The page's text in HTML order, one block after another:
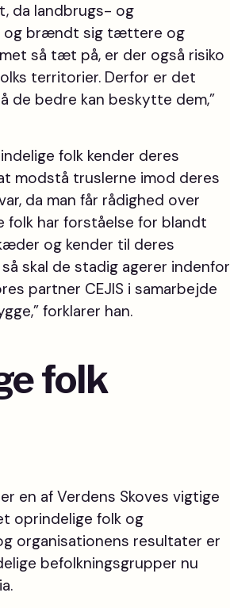
da landbrugs- og
og brændt sig tættere og
så tæt på, er der også risiko
territorier. Derfor er det
de bedre kan beskytte dem,”
folk kender deres
modstå truslerne imod deres
da man får rådighed over
folk har forståelse for blandt
og kender til deres
skal de stadig agerer indenfor
partner CEJIS i samarbejde
forklarer han.
folk
en af Verdens Skoves vigtige
oprindelige folk og
organisationens resultater er
befolkningsgrupper nu